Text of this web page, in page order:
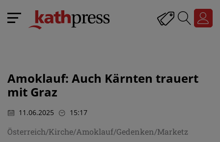
Amoklauf: Auch Kärnten trauert
mit Graz
11.06.2025 15:17
Österreich/Kirche/Amoklauf/Gedenken/Marketz